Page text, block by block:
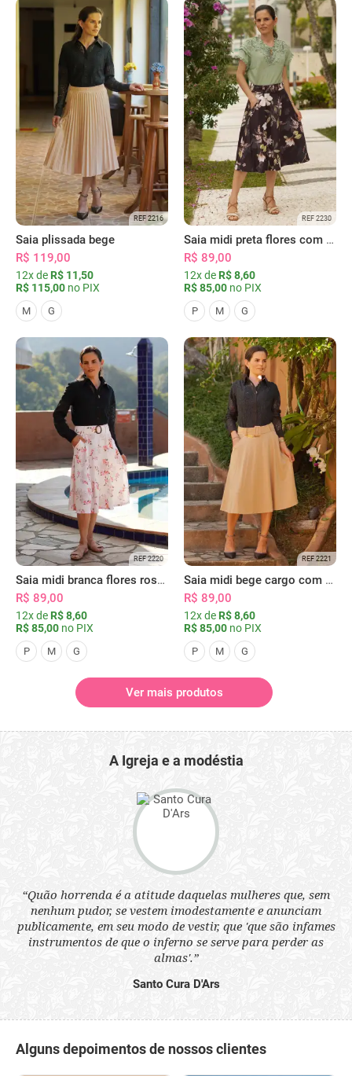
REF 2216
Saia plissada bege
R$ 119,00
12x de R$ 11,50
R$ 115,00 no PIX
M G
REF 2230
Saia midi preta flores com bolsos
R$ 89,00
12x de R$ 8,60
R$ 85,00 no PIX
P M G
REF 2220
Saia midi branca flores rosas com bolsos
R$ 89,00
12x de R$ 8,60
R$ 85,00 no PIX
P M G
REF 2221
Saia midi bege cargo com bolsos
R$ 89,00
12x de R$ 8,60
R$ 85,00 no PIX
P M G
Ver mais produtos
A Igreja e a modéstia
“Quão horrenda é a atitude daquelas mulheres que, sem
nenhum pudor, se vestem imodestamente e anunciam
publicamente, em seu modo de vestir, que 'que são infames
instrumentos de que o inferno se serve para perder as
almas'.”
Santo Cura D'Ars
Alguns depoimentos de nossos clientes